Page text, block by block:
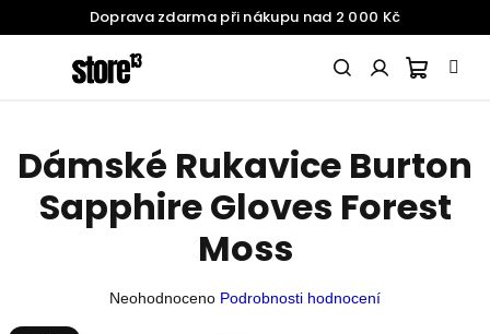
Doprava zdarma při nákupu nad 2 000 Kč
košík
SNOWBOARDING
ŽENY
Dámské Rukavice Burton
Sapphire Gloves Forest
Moss
Průměrné
Neohodnoceno Podrobnosti hodnocení